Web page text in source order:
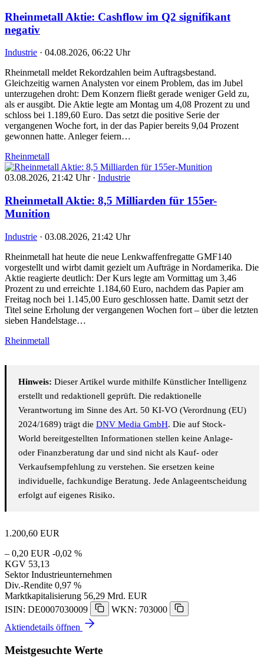
Rheinmetall Aktie: Cashflow im Q2 signifikant
negativ
Industrie · 04.08.2026, 06:22 Uhr
Rheinmetall meldet Rekordzahlen beim Auftragsbestand.
Gleichzeitig warnen Analysten vor einem Problem, das im Jubel
unterzugehen droht: Dem Konzern fließt gerade weniger Geld zu,
als er ausgibt. Die Aktie legte am Montag um 4,08 Prozent zu und
schloss bei 1.189,60 Euro. Das setzt die positive Serie der
vergangenen Woche fort, in der das Papier bereits 9,04 Prozent
gewonnen hatte. Anleger feiern…
Rheinmetall
03.08.2026, 21:42 Uhr · Industrie
Rheinmetall Aktie: 8,5 Milliarden für 155er-
Munition
Industrie · 03.08.2026, 21:42 Uhr
Rheinmetall hat heute die neue Lenkwaffenfregatte GMF140
vorgestellt und wirbt damit gezielt um Aufträge in Nordamerika. Die
Aktie reagierte deutlich: Der Kurs legte am Vormittag um 3,46
Prozent zu und erreichte 1.184,60 Euro, nachdem das Papier am
Freitag noch bei 1.145,00 Euro geschlossen hatte. Damit setzt der
Titel seine Erholung der vergangenen Wochen fort – über die letzten
sieben Handelstage…
Rheinmetall
Hinweis: Dieser Artikel wurde mithilfe Künstlicher Intelligenz
erstellt und redaktionell geprüft. Die redaktionelle
Verantwortung im Sinne des Art. 50 KI-VO (Verordnung (EU)
2024/1689) trägt die DNV Media GmbH. Die auf Stock-
World bereitgestellten Informationen stellen keine Anlage-
oder Finanzberatung dar und sind nicht als Kauf- oder
Verkaufsempfehlung zu verstehen. Sie ersetzen keine
individuelle, fachkundige Beratung. Jede Anlageentscheidung
erfolgt auf eigenes Risiko.
1.200,60 EUR
– 0,20 EUR -0,02 %
KGV 53,13
Sektor Industrieunternehmen
Div.-Rendite 0,97 %
Marktkapitalisierung 56,29 Mrd. EUR
ISIN: DE0007030009
WKN: 703000
Aktiendetails öffnen
Meistgesuchte Werte